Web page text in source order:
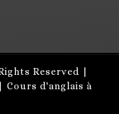
Reserved |
|Cours d'anglais à